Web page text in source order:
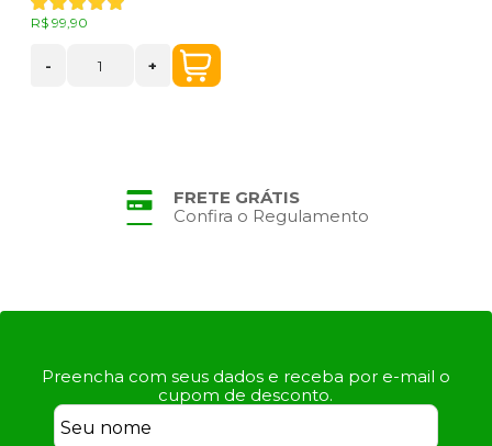
R$ 99,90
- +
FRETE GRÁTIS
Confira o Regulamento
Preencha com seus dados e receba por e-mail o
cupom de desconto.